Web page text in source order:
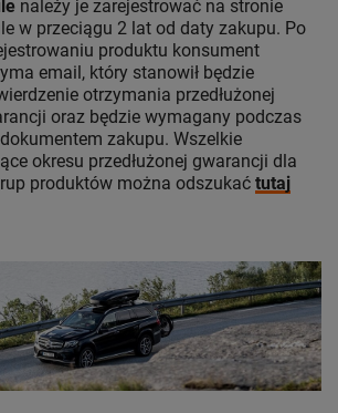
należy je zarejestrować na stronie
w przeciągu 2 lat od daty zakupu. Po
produktu konsument
email, który stanowił będzie
otrzymania przedłużonej
oraz będzie wymagany podczas
zakupu. Wszelkie
okresu przedłużonej gwarancji dla
produktów można odszukać tutaj